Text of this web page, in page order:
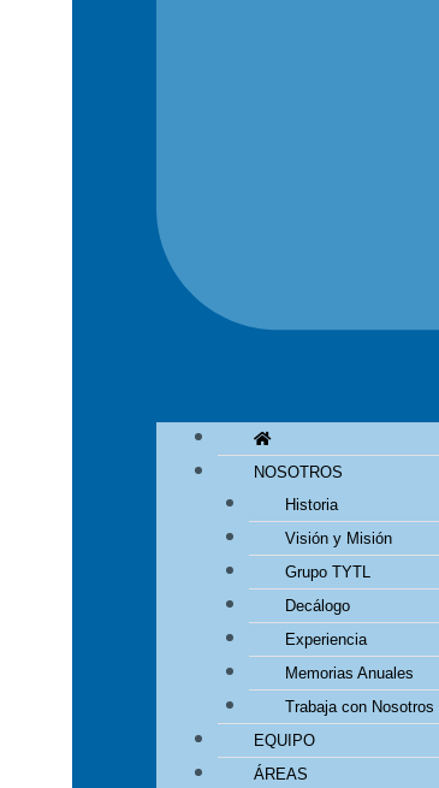
NOSOTROS
Historia
Visión y Misión
Grupo TYTL
Decálogo
Experiencia
Memorias Anuales
Trabaja con Nosotros
EQUIPO
ÁREAS